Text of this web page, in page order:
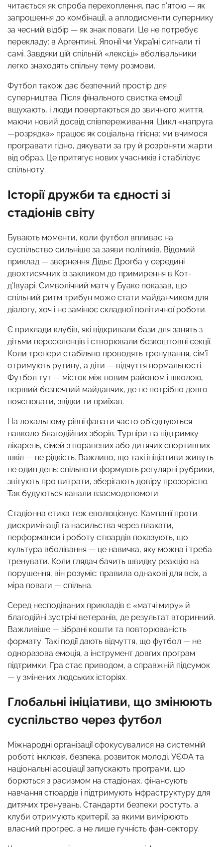
читається як спроба перехоплення, пас п’ятою — як
запрошення до комбінації, а аплодисменти супернику
за чесний відбір — як знак поваги. Це не потребує
перекладу: в Аргентині, Японії чи Україні сигнали ті
самі. Завдяки цій спільній «лексіці» вболівальники
легко знаходять спільну тему розмови.
Футбол також дає безпечний простір для
суперництва. Після фінального свистка емоції
вщухають, і люди повертаються до звичного життя,
маючи новий досвід співпереживання. Цикл «напруга
—розрядка» працює як соціальна гігієна: ми вчимося
програвати гідно, дякувати за гру й розрізняти жарти
від образ. Це притягує нових учасників і стабілізує
спільноту.
Історії дружби та єдності зі
стадіонів світу
Бувають моменти, коли футбол впливає на
суспільство сильніше за заяви політиків. Відомий
приклад — звернення Дідьє Дрогба у середині
двохтисячних із закликом до примирення в Кот-
д’Івуарі. Символічний матч у Буаке показав, що
спільний ритм трибун може стати майданчиком для
діалогу, хоч і не замінює складної політичної роботи.
Є приклади клубів, які відкривали бази для занять з
дітьми переселенців і створювали безкоштовні секції.
Коли тренери стабільно проводять тренування, сім’ї
отримують рутину, а діти — відчуття нормальності.
Футбол тут — місток між новим районом і школою,
перший безпечний майданчик, де не потрібно довго
пояснювати, звідки ти приїхав.
На локальному рівні фанати часто об’єднуються
навколо благодійних зборів. Турніри на підтримку
лікарень, сімей з поранених або дитячих спортивних
шкіл — не рідкість. Важливо, що такі ініціативи живуть
не один день: спільноти формують регулярні рубрики,
звітують про витрати, зберігають довіру прозорістю.
Так будуються канали взаємодопомоги.
Стадіонна етика теж еволюціонує. Кампанії проти
дискримінації та насильства через плакати,
перформанси і роботу стюардів показують, що
культура вболівання — це навичка, яку можна і треба
тренувати. Коли глядач бачить швидку реакцію на
порушення, він розуміє: правила однакові для всіх, а
міра поваги — спільна.
Серед несподіваних прикладів є «матчі миру» й
благодійні зустрічі ветеранів, де результат вторинний.
Важливіше — зібрані кошти та повторюваність
формату. Такі події дають відчуття, що футбол — не
одноразова емоція, а інструмент довгих програм
підтримки. Гра стає приводом, а справжній підсумок
— у змінених людських історіях.
Глобальні ініціативи, що змінюють
суспільство через футбол
Міжнародні організації сфокусувалися на системній
роботі: інклюзія, безпека, розвиток молоді. УЄФА та
національні асоціації запускають програми, що
борються з расизмом на стадіонах, фінансують
навчання стюардів і підтримують інфраструктуру для
дитячих тренувань. Стандарти безпеки ростуть, а
клуби отримують критерії, за якими вимірюють
власний прогрес, а не лише гучність фан-сектору.